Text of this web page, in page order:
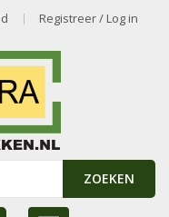
Registreer / Log in
ZOEKEN